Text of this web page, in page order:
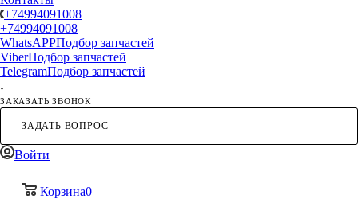
+74994091008
+74994091008
WhatsAPPПодбор запчастей
ViberПодбор запчастей
TelegramПодбор запчастей
ЗАКАЗАТЬ ЗВОНОК
ЗАДАТЬ ВОПРОС
Войти
Корзина0